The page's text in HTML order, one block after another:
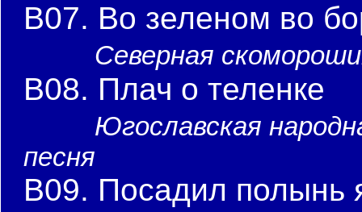
B07. Во зеленом во
Северная
B08. Плач о теленке
Югославская
песня
B09. Посадил полынь